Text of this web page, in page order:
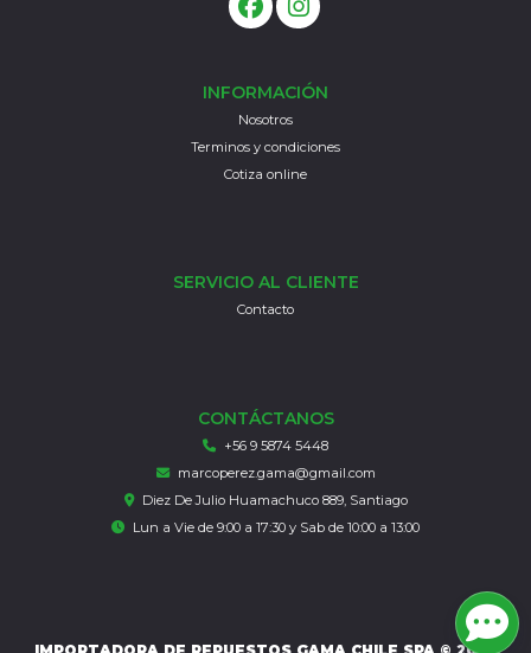
INFORMACIÓN
Nosotros
Terminos y condiciones
Cotiza online
SERVICIO AL CLIENTE
Contacto
CONTÁCTANOS
+56 9 5874 5448
marcoperez.gama@gmail.com
Diez De Julio Huamachuco 889, Santiago
Lun a Vie de 9:00 a 17:30 y Sab de 10:00 a 13:00